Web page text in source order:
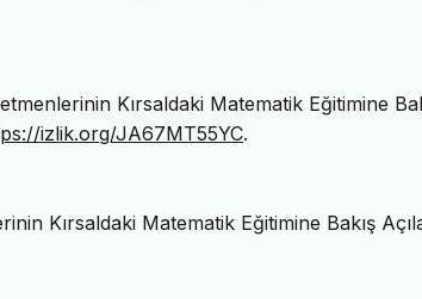
Kırsaldaki Matematik Eğitimine
izlik.org/JA67MT55YC.
Kırsaldaki Matematik Eğitimine Bakış